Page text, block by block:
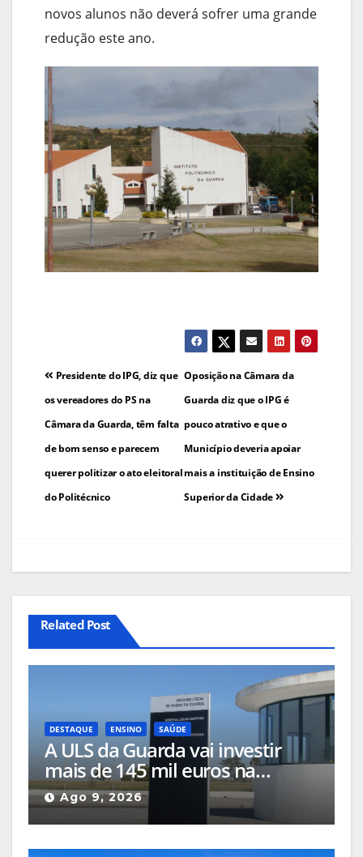
novos alunos não deverá sofrer uma grande
redução este ano.
Navegação
de
artigos
Oposição na Câmara da
Guarda diz que o IPG é
pouco atrativo e que o
Município deveria apoiar
mais a instituição de Ensino
Superior da Cidade
Presidente do IPG, diz que
os vereadores do PS na
Câmara da Guarda, têm falta
de bom senso e parecem
querer politizar o ato eleitoral
do Politécnico
Related Post
DESTAQUE ENSINO SAÚDE
A ULS da Guarda vai investir
mais de 145 mil euros na
formação dos seus profissionais
e com apoio europeu
Ago 9, 2026